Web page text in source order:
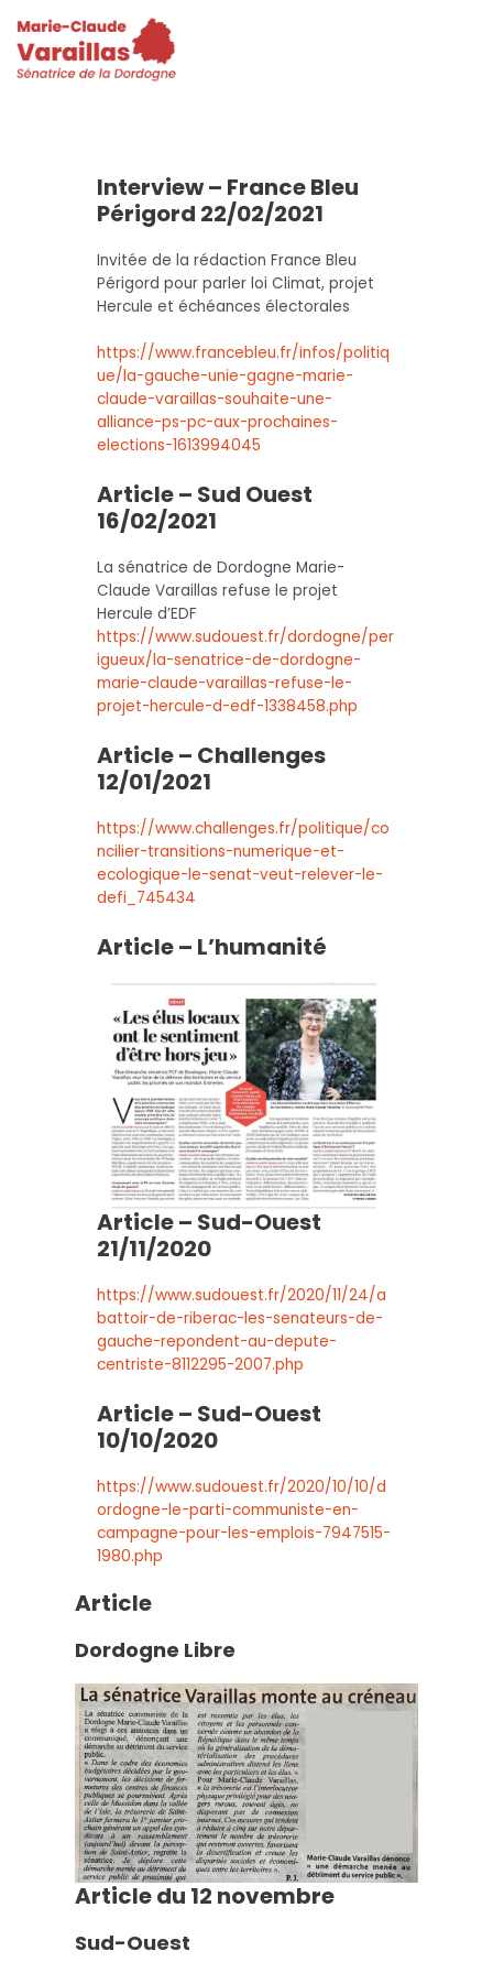
Interview – France Bleu
Périgord 22/02/2021
Invitée de la rédaction France Bleu
Périgord pour parler loi Climat, projet
Hercule et échéances électorales
https://www.francebleu.fr/infos/politiq
ue/la-gauche-unie-gagne-marie-
claude-varaillas-souhaite-une-
alliance-ps-pc-aux-prochaines-
elections-1613994045
Article – Sud Ouest
16/02/2021
La sénatrice de Dordogne Marie-
Claude Varaillas refuse le projet
Hercule d’EDF
https://www.sudouest.fr/dordogne/per
igueux/la-senatrice-de-dordogne-
marie-claude-varaillas-refuse-le-
projet-hercule-d-edf-1338458.php
Article – Challenges
12/01/2021
https://www.challenges.fr/politique/co
ncilier-transitions-numerique-et-
ecologique-le-senat-veut-relever-le-
defi_745434
Article – L’humanité
Article – Sud-Ouest
21/11/2020
https://www.sudouest.fr/2020/11/24/a
battoir-de-riberac-les-senateurs-de-
gauche-repondent-au-depute-
centriste-8112295-2007.php
Article – Sud-Ouest
10/10/2020
https://www.sudouest.fr/2020/10/10/d
ordogne-le-parti-communiste-en-
campagne-pour-les-emplois-7947515-
1980.php
Article
Dordogne Libre
Article du 12 novembre
Sud-Ouest